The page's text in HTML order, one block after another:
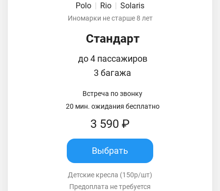
Polo | Rio | Solaris
Иномарки не старше 8 лет
Стандарт
до 4 пассажиров
3 багажа
Встреча по звонку
20 мин. ожидания бесплатно
3 590 ₽
Выбрать
Детские кресла (150р/шт)
Предоплата не требуется